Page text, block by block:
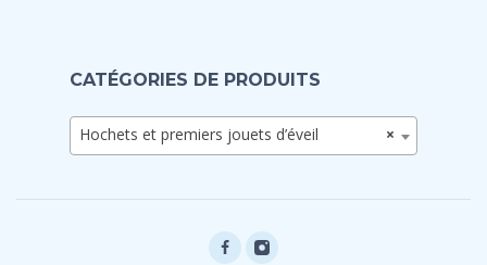
CATÉGORIES DE PRODUITS
×
Hochets et premiers jouets d’éveil